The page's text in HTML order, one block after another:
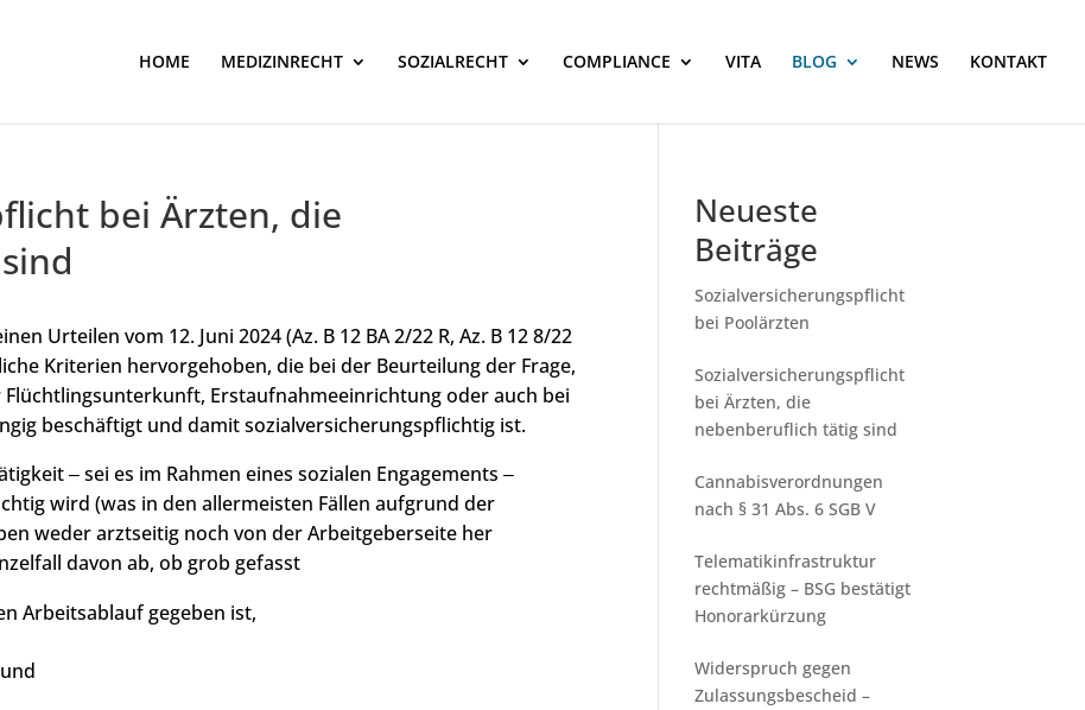
HOME MEDIZINRECHT SOZIALRECHT COMPLIANCE VITA BLOG NEWS KONTAKT
bei Ärzten, die
Urteilen vom 12. Juni 2024 (Az. B 12 BA 2/22 R, Az. B 12 8/22
Kriterien hervorgehoben, die bei der Beurteilung der Frage,
Erstaufnahmeeinrichtung oder auch bei
beschäftigt und damit sozialversicherungspflichtig ist.
‒ sei es im Rahmen eines sozialen Engagements ‒
wird (was in den allermeisten Fällen aufgrund der
weder arztseitig noch von der Arbeitgeberseite her
davon ab, ob grob gefasst
Arbeitsablauf gegeben ist,
Neueste
Beiträge
Sozialversicherungspflicht
bei Poolärzten
Sozialversicherungspflicht
bei Ärzten, die
nebenberuflich tätig sind
Cannabisverordnungen
nach § 31 Abs. 6 SGB V
Telematikinfrastruktur
rechtmäßig – BSG bestätigt
Honorarkürzung
Widerspruch gegen
Zulassungsbescheid –